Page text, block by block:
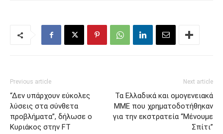
Previous article
“Δεν υπάρχουν εύκολες
λύσεις στα σύνθετα
προβλήματα”, δήλωσε ο
Κυριάκος στην FT
Next article
Τα Ελλαδικά και ομογενειακά
ΜΜΕ που χρηματοδοτήθηκαν
για την εκστρατεία “Μένουμε
Σπίτι”